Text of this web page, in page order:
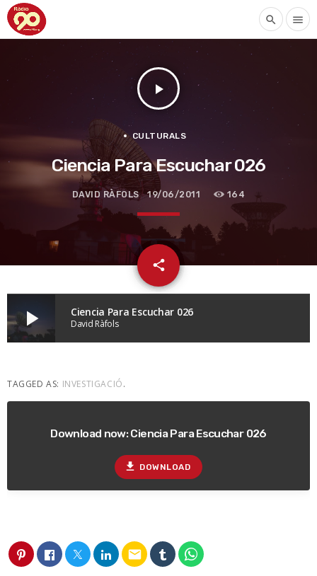
search menu
play_arrow
CULTURALS
Ciencia Para Escuchar 026
DAVID RÀFOLS 19/06/2011 164
share
email
play_arrow Ciencia Para Escuchar 026
David Ràfols
TAGGED AS: INVESTIGACIÓ.
Download now: Ciencia Para Escuchar 026
file_download DOWNLOAD
email